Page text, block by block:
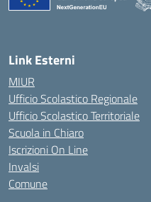
Link Esterni
MIUR
Ufficio Scolastico Regionale
Ufficio Scolastico Territoriale
Scuola in Chiaro
Iscrizioni On Line
Invalsi
Comune